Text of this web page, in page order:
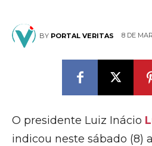
BY PORTAL VERITAS 8 DE
O presidente Luiz Inácio
indicou neste sábado (8)